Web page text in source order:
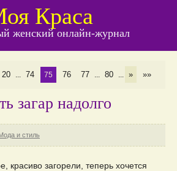
Краса
женский онлайн-журнал
20 ... 74 75 76 77 ... 80 ... » »»
загар надолго
и стиль
красиво загорели, теперь хочется